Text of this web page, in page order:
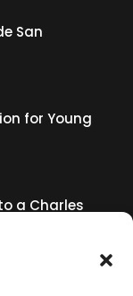
San
for Young
a Charles